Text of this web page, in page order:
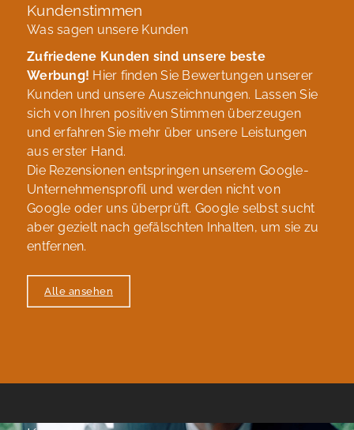
Kundenstimmen
Was sagen unsere Kunden
Zufriedene Kunden sind unsere beste
Werbung! Hier finden Sie Bewertungen unserer
Kunden und unsere Auszeichnungen. Lassen Sie
sich von Ihren positiven Stimmen überzeugen
und erfahren Sie mehr über unsere Leistungen
aus erster Hand.
Die Rezensionen entspringen unserem Google-
Unternehmensprofil und werden nicht von
Google oder uns überprüft. Google selbst sucht
aber gezielt nach gefälschten Inhalten, um sie zu
entfernen.
Alle ansehen